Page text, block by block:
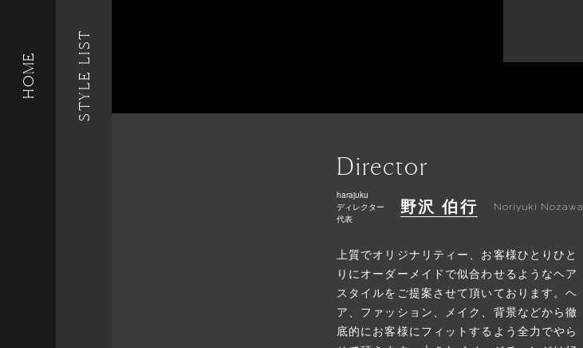
HOME STYLE LIST
Director
harajuku
ディレクター
代表
野沢 伯行 Noriyuki Nozawa
上質でオリジナリティー、お客様ひとりひと
りにオーダーメイドで似合わせるようなヘア
スタイルをご提案させて頂いております。ヘ
ア、ファッション、メイク、背景などから徹
底的にお客様にフィットするよう全力でやら